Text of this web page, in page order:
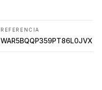
REFERENCIA
WAR5BQQP359PT86L0JVX